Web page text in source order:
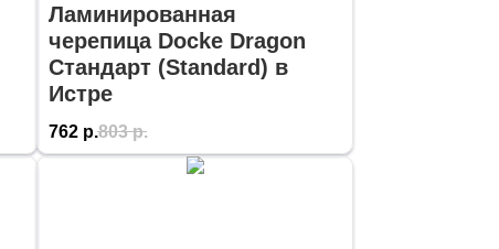
Ламинированная
черепица Docke Dragon
Стандарт (Standard) в
Истре
762 р.803 р.